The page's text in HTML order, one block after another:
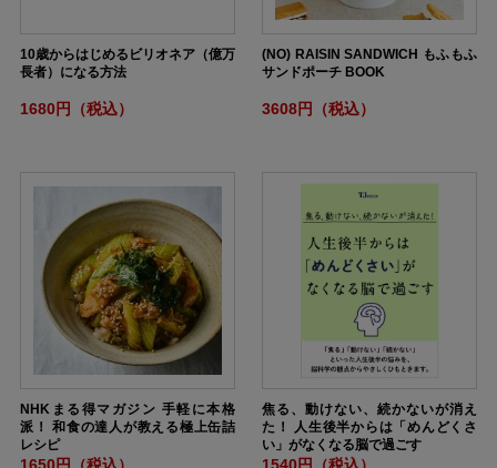
10歳からはじめるビリオネア（億万
長者）になる方法
1680円（税込）
(NO) RAISIN SANDWICH もふもふ
サンドポーチ BOOK
3608円（税込）
NHKまる得マガジン 手軽に本格
派！ 和食の達人が教える極上缶詰
レシピ
1650円（税込）
焦る、動けない、続かないが消え
た！ 人生後半からは「めんどくさ
い」がなくなる脳で過ごす
1540円（税込）